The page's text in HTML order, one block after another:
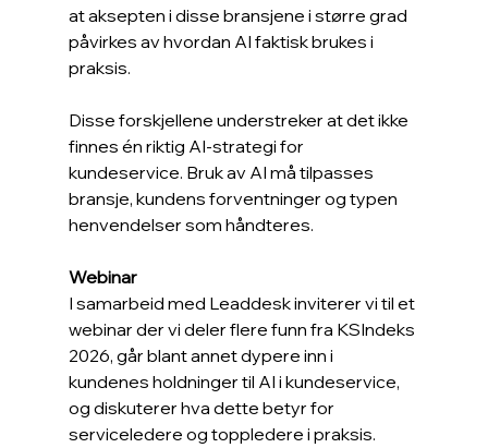
at aksepten i disse bransjene i større grad
påvirkes av hvordan AI faktisk brukes i
praksis.
Disse forskjellene understreker at det ikke
finnes én riktig AI-strategi for
kundeservice. Bruk av AI må tilpasses
bransje, kundens forventninger og typen
henvendelser som håndteres.
Webinar
I samarbeid med Leaddesk inviterer vi til et
webinar der vi deler flere funn fra KSIndeks
2026, går blant annet dypere inn i
kundenes holdninger til AI i kundeservice,
og diskuterer hva dette betyr for
serviceledere og toppledere i praksis.